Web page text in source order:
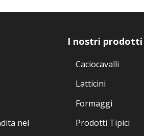
nel
I nostri prodotti
Caciocavalli
Latticini
Formaggi
Prodotti Tipici